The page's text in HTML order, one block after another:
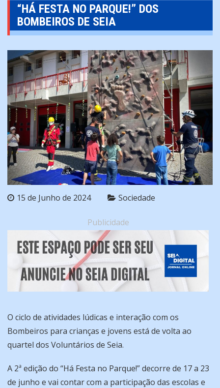
“HÁ FESTA NO PARQUE!” DOS
BOMBEIROS DE SEIA
15 de Junho de 2024 Sociedade
Publicidade
O ciclo de atividades lúdicas e interação com os
Bombeiros para crianças e jovens está de volta ao
quartel dos Voluntários de Seia.
A 2ª edição do “Há Festa no Parque!” decorre de 17 a 23
de junho e vai contar com a participação das escolas e